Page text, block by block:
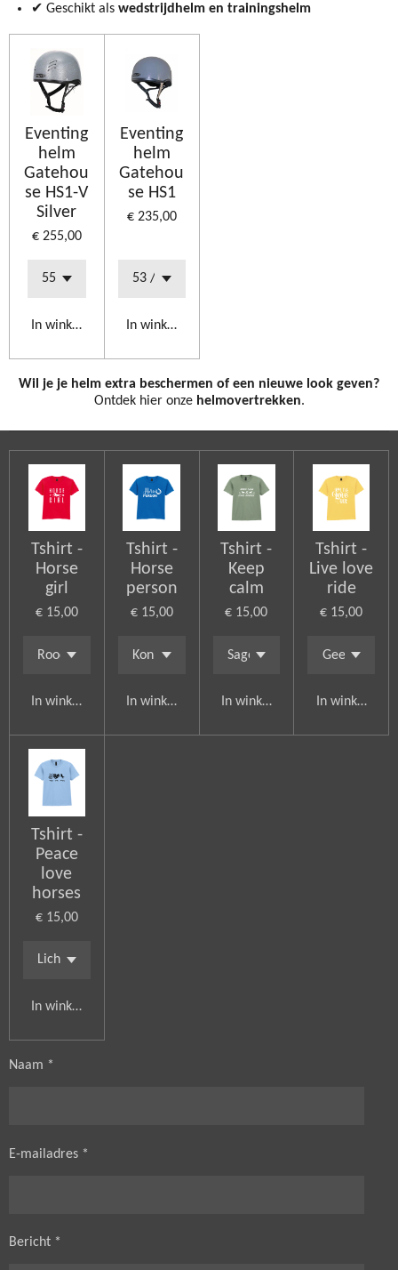
✔ Geschikt als wedstrijdhelm en trainingshelm
Eventing
helm
Gatehou
se HS1-V
Silver
€ 255,00
In winkelwagen
Eventing
helm
Gatehou
se HS1
€ 235,00
In winkelwagen
Wil je je helm extra beschermen of een nieuwe look geven?
Ontdek hier onze helmovertrekken.
Tshirt -
Horse
girl
€ 15,00
In winkelwagen
Tshirt -
Horse
person
€ 15,00
In winkelwagen
Tshirt -
Keep
calm
€ 15,00
In winkelwagen
Tshirt -
Live love
ride
€ 15,00
In
Tshirt -
Peace
love
horses
€ 15,00
In winkelwagen
Naam *
E-mailadres *
Bericht *